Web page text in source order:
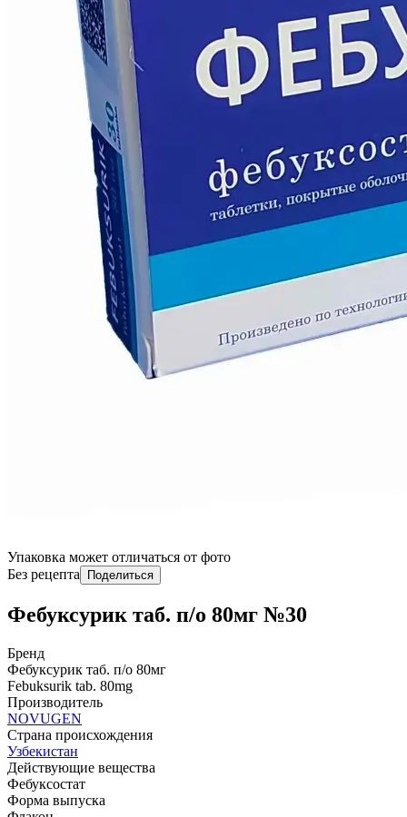
Упаковка может отличаться от фото
Без рецепта
Поделиться
Фебуксурик таб. п/о 80мг №30
Бренд
Фебуксурик таб. п/о 80мг
Febuksurik tab. 80mg
Производитель
NOVUGEN
Страна происхождения
Узбекистан
Действующие вещества
Фебуксостат
Форма выпуска